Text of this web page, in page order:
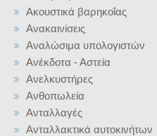
Ακουστικά βαρηκοΐας
Ανακαινίσεις
Αναλώσιμα υπολογιστών
Ανέκδοτα - Αστεία
Ανελκυστήρες
Ανθοπωλεία
Ανταλλαγές
Ανταλλακτικά αυτοκινήτων